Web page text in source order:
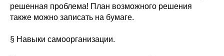
решенная проблема! План возможного решения
также можно записать на бумаге.
§ Навыки самоорганизации.